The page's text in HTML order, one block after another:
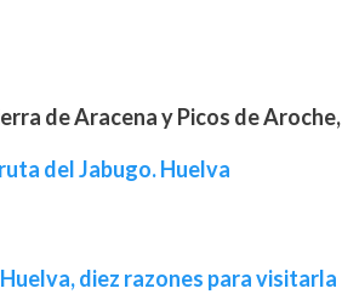
de Aracena y Picos de Aroche,
del Jabugo. Huelva
diez razones para visitarla